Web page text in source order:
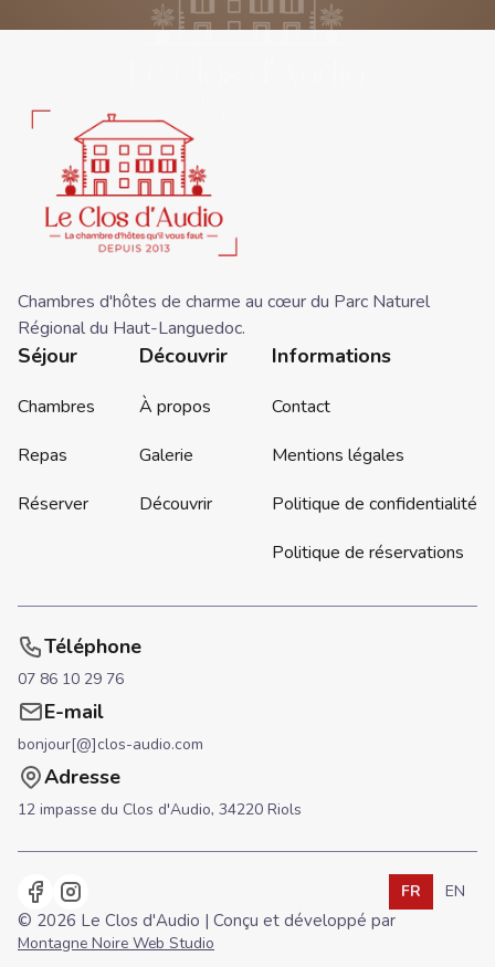
Chambres d'hôtes de charme au cœur du Parc Naturel
Régional du Haut-Languedoc.
Séjour
Chambres
Repas
Réserver
Découvrir
À propos
Galerie
Découvrir
Informations
Contact
Mentions légales
Politique de confidentialité
Politique de réservations
Téléphone
07 86 10 29 76
E-mail
bonjour[@]clos-audio.com
Adresse
12 impasse du Clos d'Audio, 34220 Riols
© 2026 Le Clos d'Audio | Conçu et développé par
Montagne Noire Web Studio
Utilisez les
FR EN